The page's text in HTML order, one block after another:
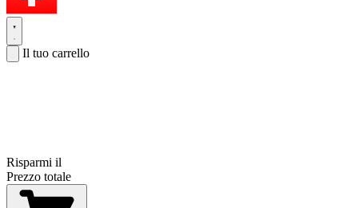
Il tuo carrello
Risparmi il
Prezzo totale